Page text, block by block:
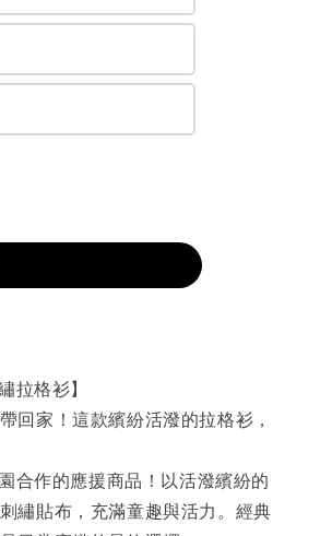
拉格衫】
回家！這款繽紛活潑的拉格衫，
合作的應援商品！以活潑繽紛的
繡貼布，充滿童趣與活力。經典